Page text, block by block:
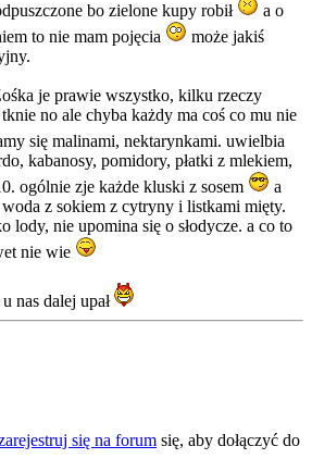
bo zielone kupy robił
a o
to nie mam pojęcia
może jakiś
je prawie wszystko, kilku rzeczy
no ale chyba każdy ma coś co mu nie
się malinami, nektarynkami. uwielbia
kabanosy, pomidory, płatki z mlekiem,
ogólnie zje każde kluski z sosem
a
z sokiem z cytryny i listkami mięty.
lody, nie upomina się o słodycze. a co to
nie wie
nas dalej upał
się na forum się, aby dołączyć do